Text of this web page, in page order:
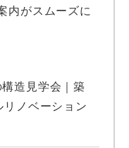
内がスムーズに
造見学会｜築
ノベーション